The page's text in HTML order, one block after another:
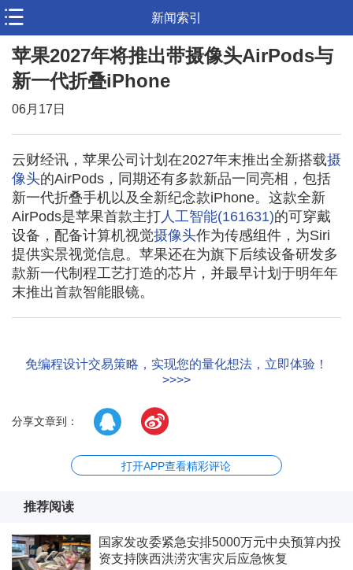
新闻索引
苹果2027年将推出带摄像头AirPods与
新一代折叠iPhone
06月17日
云财经讯，苹果公司计划在2027年末推出全新搭载摄
像头的AirPods，同期还有多款新品一同亮相，包括
新一代折叠手机以及全新纪念款iPhone。这款全新
AirPods是苹果首款主打人工智能(161631)的可穿戴
设备，配备计算机视觉摄像头作为传感组件，为Siri
提供实景视觉信息。苹果还在为旗下后续设备研发多
款新一代制程工艺打造的芯片，并最早计划于明年年
末推出首款智能眼镜。
免编程设计交易策略，实现您的量化想法，立即体验！
>>>>
分享文章到：
打开APP查看精彩评论
推荐阅读
国家发改委紧急安排5000万元中央预算内投
资支持陕西洪涝灾害灾后应急恢复